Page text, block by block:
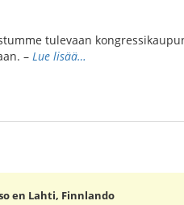
tulevaan
– Lue lisää…
en Lahti, Finnlando